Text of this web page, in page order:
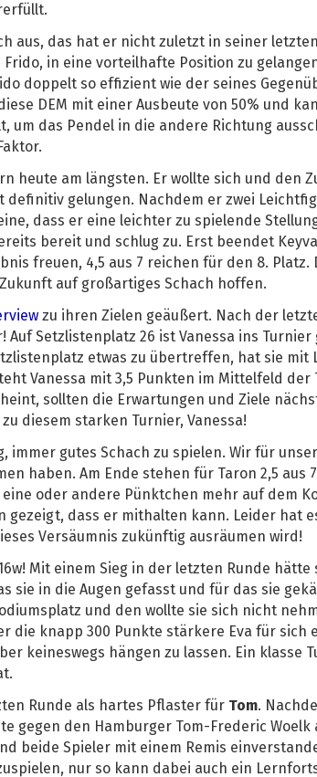
aus, das hat er nicht zuletzt in seiner
in eine vorteilhafte Position zu
doppelt so effizient wie der seines
DEM mit einer Ausbeute von 50% und
um das Pendel in die andere Richtung
heute am längsten. Er wollte sich und den
definitiv gelungen. Nachdem er zwei
dass er eine leichter zu spielende
bereit und schlug zu. Erst beendet
freuen, 4,5 aus 7 reichen für den 8.
auf großartiges Schach hoffen.
zu ihren Zielen geäußert. Nach der
Auf Setzlistenplatz 26 ist Vanessa ins
etwas zu übertreffen, hat sie mit
Vanessa mit 3,5 Punkten im Mittelfeld
sollten die Erwartungen und Ziele
diesem starken Turnier, Vanessa!
immer gutes Schach zu spielen. Wir für
haben. Am Ende stehen für Taron 2,5 aus
oder andere Pünktchen mehr auf dem
gezeigt, dass er mithalten kann. Leider hat
Versäumnis zukünftig ausräumen wird!
Mit einem Sieg in der letzten Runde
sie in die Augen gefasst und für das sie
und den wollte sie sich nicht
die knapp 300 Punkte stärkere Eva für sich
keineswegs hängen zu lassen. Ein klasse
Runde als hartes Pflaster für Tom.
gegen den Hamburger Tom-Frederic Woelk
beide Spieler mit einem Remis
nur so kann dabei auch ein